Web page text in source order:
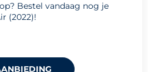
Bestel vandaag nog je
(2022)!